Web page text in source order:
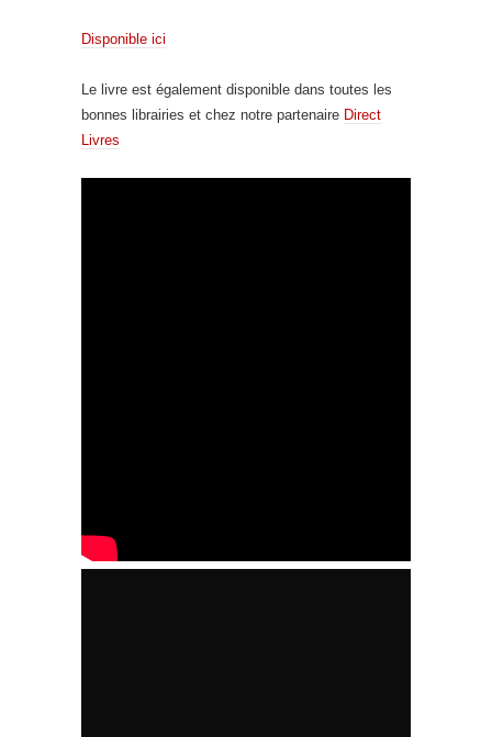
Disponible ici
Le livre est également disponible dans toutes les
bonnes librairies et chez notre partenaire Direct
Livres